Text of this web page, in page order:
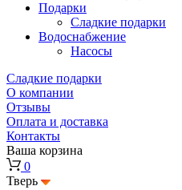
Подарки
Cладкие подарки
Водоснабжение
Насосы
Сладкие подарки
О компании
Отзывы
Оплата и доставка
Контакты
Ваша корзина
0
Тверь